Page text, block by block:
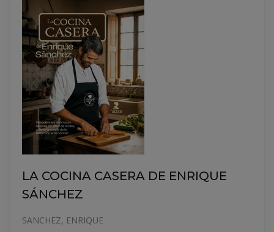
LA COCINA CASERA DE ENRIQUE
SÁNCHEZ
SANCHEZ, ENRIQUE